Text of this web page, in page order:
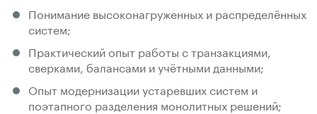
Понимание высоконагруженных и распределённых
систем;
Практический опыт работы с транзакциями,
сверками, балансами и учётными данными;
Опыт модернизации устаревших систем и
поэтапного разделения монолитных решений;